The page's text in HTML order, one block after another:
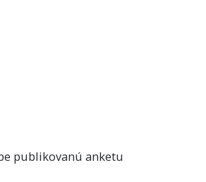
publikovanú anketu